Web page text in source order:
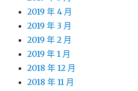
2019 年 4 月
2019 年 3 月
2019 年 2 月
2019 年 1 月
2018 年 12 月
2018 年 11 月